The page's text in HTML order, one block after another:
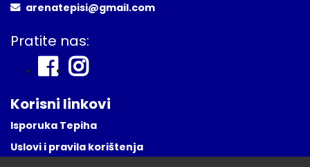
arenatepisi@gmail.com
Pratite nas:
Korisni linkovi
Isporuka Tepiha
Uslovi i pravila korištenja